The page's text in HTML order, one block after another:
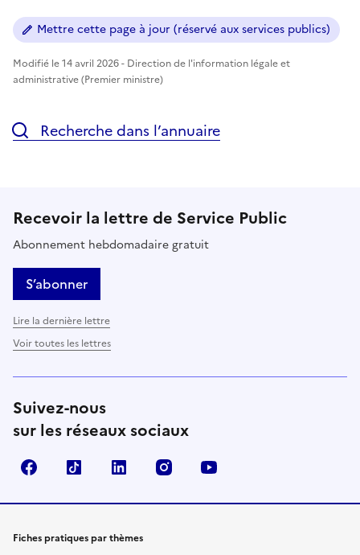
Mettre cette page à jour (réservé aux services publics)
Modifié le 14 avril 2026 - Direction de l'information légale et
administrative (Premier ministre)
Recherche dans l’annuaire
Recevoir la lettre de Service Public
Abonnement hebdomadaire gratuit
S’abonner
Lire la dernière lettre
Voir toutes les lettres
Suivez-nous
sur les réseaux sociaux
FacebookTikTok LinkedIn Instagram
Fiches pratiques par thèmes